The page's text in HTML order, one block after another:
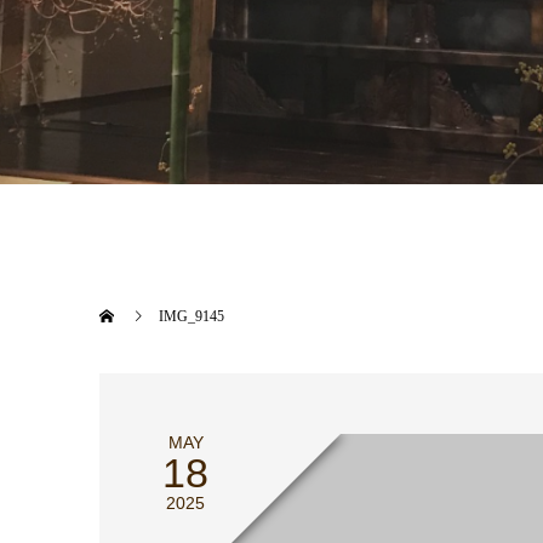
IMG_9145
MAY
18
2025